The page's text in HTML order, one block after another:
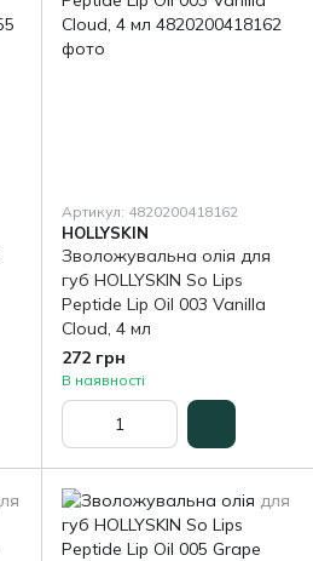
Артикул: 4820200418162
HOLLYSKIN
Зволожувальна олія для
губ HOLLYSKIN So Lips
Peptide Lip Oil 003 Vanilla
Cloud, 4 мл
272 грн
В наявності